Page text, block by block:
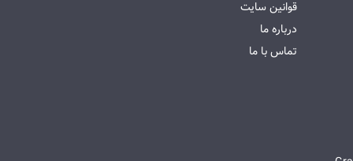
قوانین سایت
درباره ما
تماس با ما